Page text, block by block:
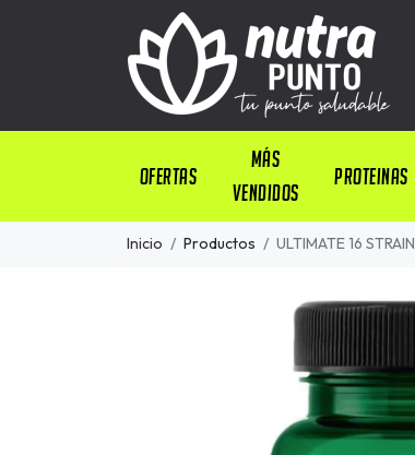
OFERTAS
Más
Vendidos
PROTEINAS
Inicio Productos ULTIMATE 16